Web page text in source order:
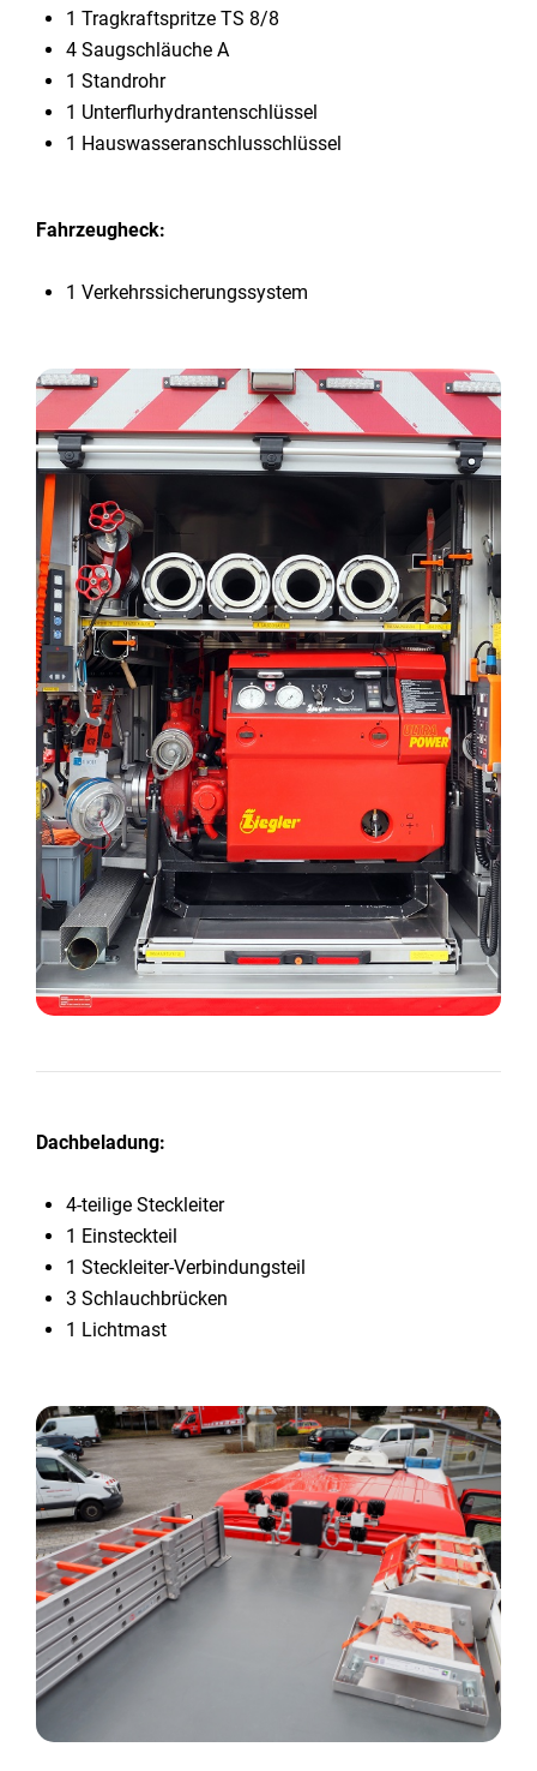
1 Tragkraftspritze TS 8/8
4 Saugschläuche A
1 Standrohr
1 Unterflurhydrantenschlüssel
1 Hauswasseranschlusschlüssel
Fahrzeugheck:
1 Verkehrssicherungssystem
Dachbeladung:
4-teilige Steckleiter
1 Einsteckteil
1 Steckleiter-Verbindungsteil
3 Schlauchbrücken
1 Lichtmast